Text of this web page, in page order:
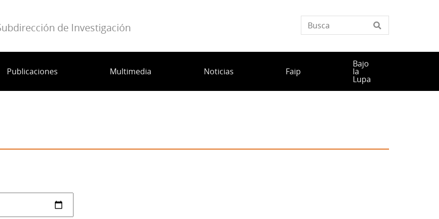
de Investigación
Publicaciones Multimedia Noticias Faip
Bajo
la
Lupa